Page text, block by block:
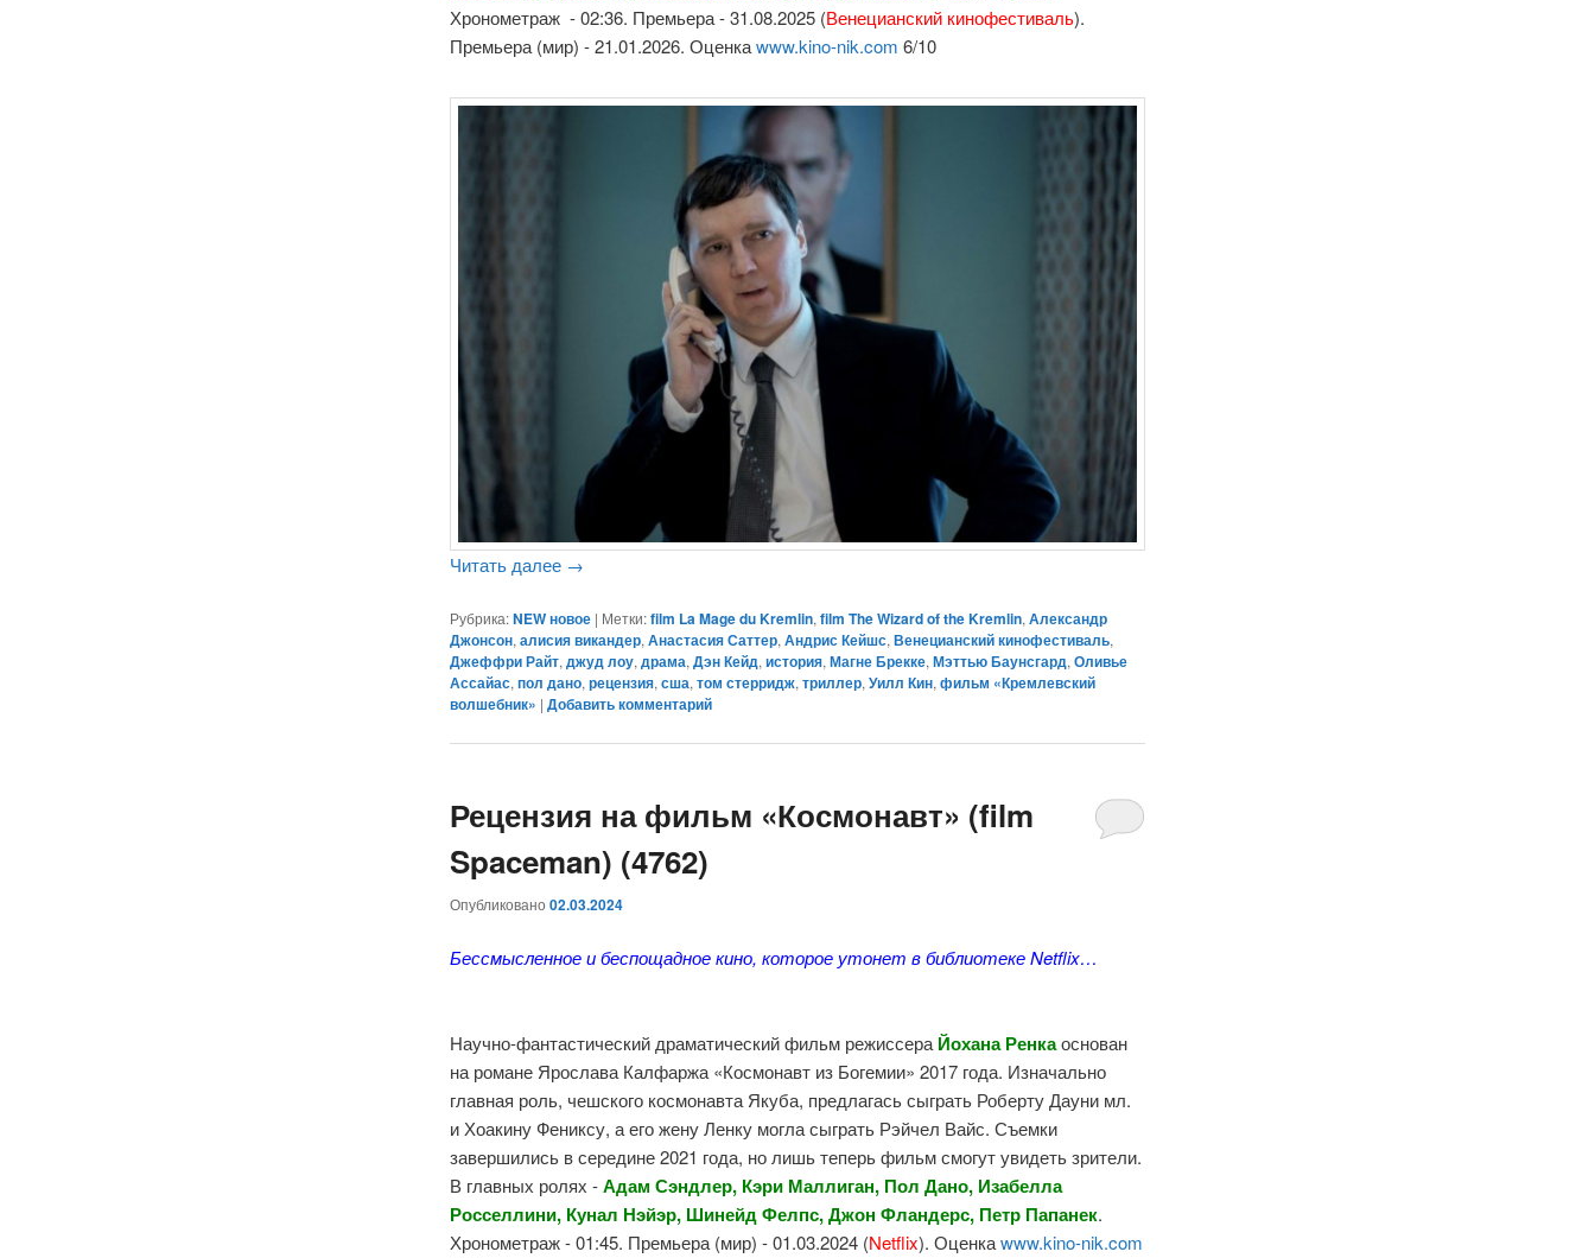
Хронометраж - 02:36. Премьера - 31.08.2025 (Венецианский кинофестиваль).
Премьера (мир) - 21.01.2026. Оценкаwww.kino-nik.com 6/10
Читать далее →
Рубрика: NEW новое | Метки: film La Mage du Kremlin,film The Wizard of the Kremlin,Александр
Джонсон,алисия викандер,Анастасия Саттер,Андрис Кейшс,Венецианский кинофестиваль,
Джеффри Райт,джуд лоу,драма,Дэн Кейд,история,Магне Брекке,Мэттью Баунсгард,Оливье
Ассайас,пол дано,рецензия,сша,том стерридж,триллер,Уилл Кин,фильм «Кремлевский
волшебник» |Добавить комментарий
Рецензия на фильм «Космонавт» (film
Spaceman) (4762)
Опубликовано02.03.2024
Бессмысленное и беспощадное кино, которое утонет в библиотеке Netflix…
Научно-фантастический драматический фильм режиссераЙохана Ренкаоснован
на романе Ярослава Калфаржа «Космонавт из Богемии» 2017 года. Изначально
главная роль, чешского космонавта Якуба, предлагась сыграть Роберту Дауни мл.
и Хоакину Фениксу, а егожену Ленку могла сыграть Рэйчел Вайс. Съемки
завершились в середине 2021 года, но лишь теперь фильм смогут увидеть зрители.
В главных ролях -Адам Сэндлер, Кэри Маллиган, Пол Дано, Изабелла
Росселлини, Кунал Нэйэр, Шинейд Фелпс, Джон Фландерс, Петр Папанек.
Хронометраж - 01:45. Премьера (мир) - 01.03.2024 (Netflix). Оценкаwww.kino-nik.com